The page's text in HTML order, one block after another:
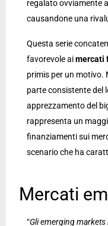
regalato ovviamente
causandone una
Questa serie
favorevole aimercati
primis per un motivo.
parte consistente del
apprezzamento del
rappresenta un
finanziamenti sui
scenario che ha
Mercati
“Gli emerging